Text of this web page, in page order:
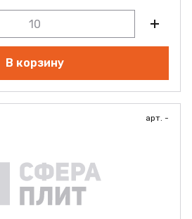
В корзину
арт. -